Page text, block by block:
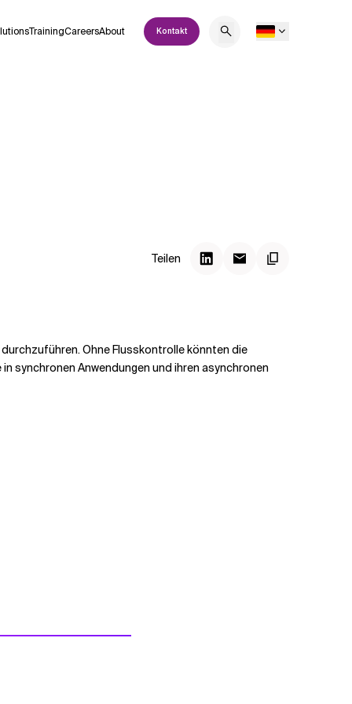
TrainingCareersAbout Kontakt
Teilen
Ohne Flusskontrolle könnten die
synchronen Anwendungen und ihren asynchronen